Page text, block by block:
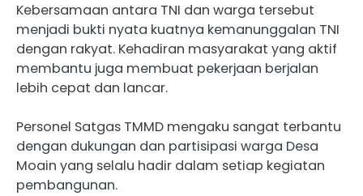
Kebersamaan antara TNI dan warga tersebut
menjadi bukti nyata kuatnya kemanunggalan TNI
dengan rakyat. Kehadiran masyarakat yang aktif
membantu juga membuat pekerjaan berjalan
lebih cepat dan lancar.
Personel Satgas TMMD mengaku sangat terbantu
dengan dukungan dan partisipasi warga Desa
Moain yang selalu hadir dalam setiap kegiatan
pembangunan.